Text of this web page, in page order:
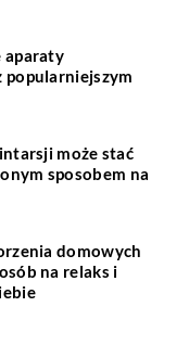
aparaty
popularniejszym
może stać
sposobem na
domowych
na relaks i